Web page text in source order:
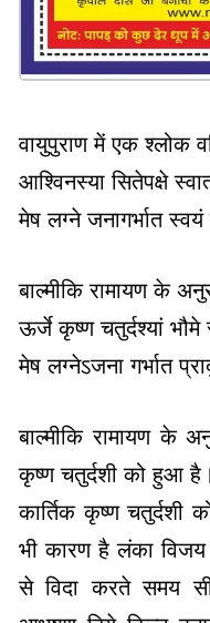
वायुपुराण में एक श्लोक
आश्विनस्या सितेपक्षे
मेष लग्ने जनागर्भात स्वयं
बाल्मीकि रामायण के
ऊर्जे कृष्ण चतुर्दश्यां भौमे
मेष लग्नेऽजना गर्भात
बाल्मीकि रामायण के
कृष्ण चतुर्दशी को हुआ है।
कार्तिक कृष्ण चतुर्दशी
भी कारण है लंका
से विदा करते समय